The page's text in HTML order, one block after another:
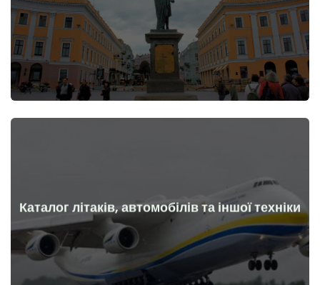
Пам'ятники, витвори мистецтва до та після початку
війни
Каталог літаків, автомобілів та іншої техніки
Літаки, машини, технічні засоби до та після початку війни
Докладніше